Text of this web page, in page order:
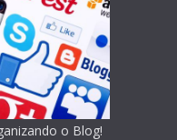
o Blog!